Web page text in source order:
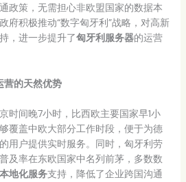
政策，无需担心非欧盟国家的数据本
府积极推动“数字匈牙利”战略，对高新
，进一步提升了匈牙利服务器的运营
营的天然优势
时间晚7小时，比西欧主要国家早1小
覆盖中欧大部分工作时段，便于为德
用户提供实时服务。同时，匈牙利劳
及率在东欧国家中名列前茅，多数数
地化服务支持，降低了企业跨国沟通